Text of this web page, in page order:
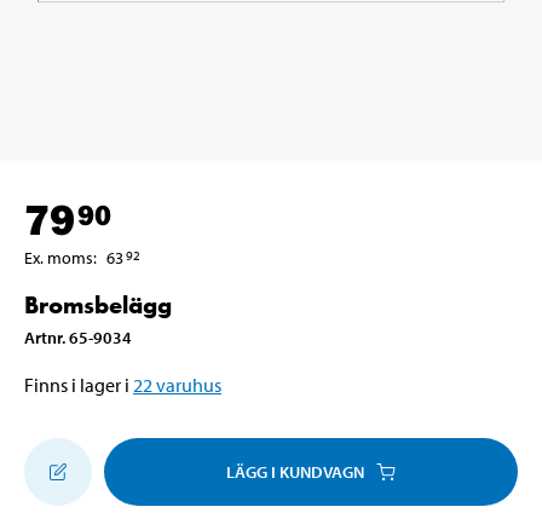
7990
Ex. moms: 6392
Bromsbelägg
Artnr.65-9034
Finns i lager i 22 varuhus
LÄGG I KUNDVAGN